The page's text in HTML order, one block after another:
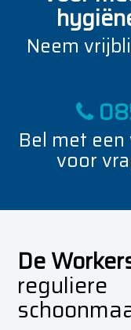
Neem
Bel met
voor
De
reguliere